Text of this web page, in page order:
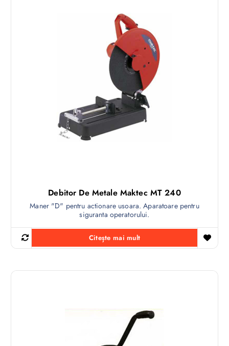
Debitor De Metale Maktec MT 240
Maner "D" pentru actionare usoara. Aparatoare pentru
siguranta operatorului.
Citește mai mult